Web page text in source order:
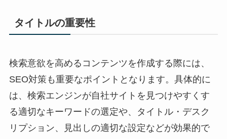
タイトルの重要性
検索意欲を高めるコンテンツを作成する際には、
SEO対策も重要なポイントとなります。具体的に
は、検索エンジンが自社サイトを見つけやすくす
る適切なキーワードの選定や、タイトル・デスク
リプション、見出しの適切な設定などが効果的で